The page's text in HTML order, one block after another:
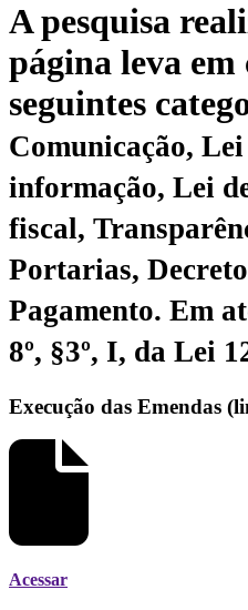
A pesquisa
página leva em
seguintes
Comunicação, Lei
informação, Lei
fiscal,
Portarias,
Pagamento. Em
8º, §3º, I, da Lei
Execução das Emendas
Acessar